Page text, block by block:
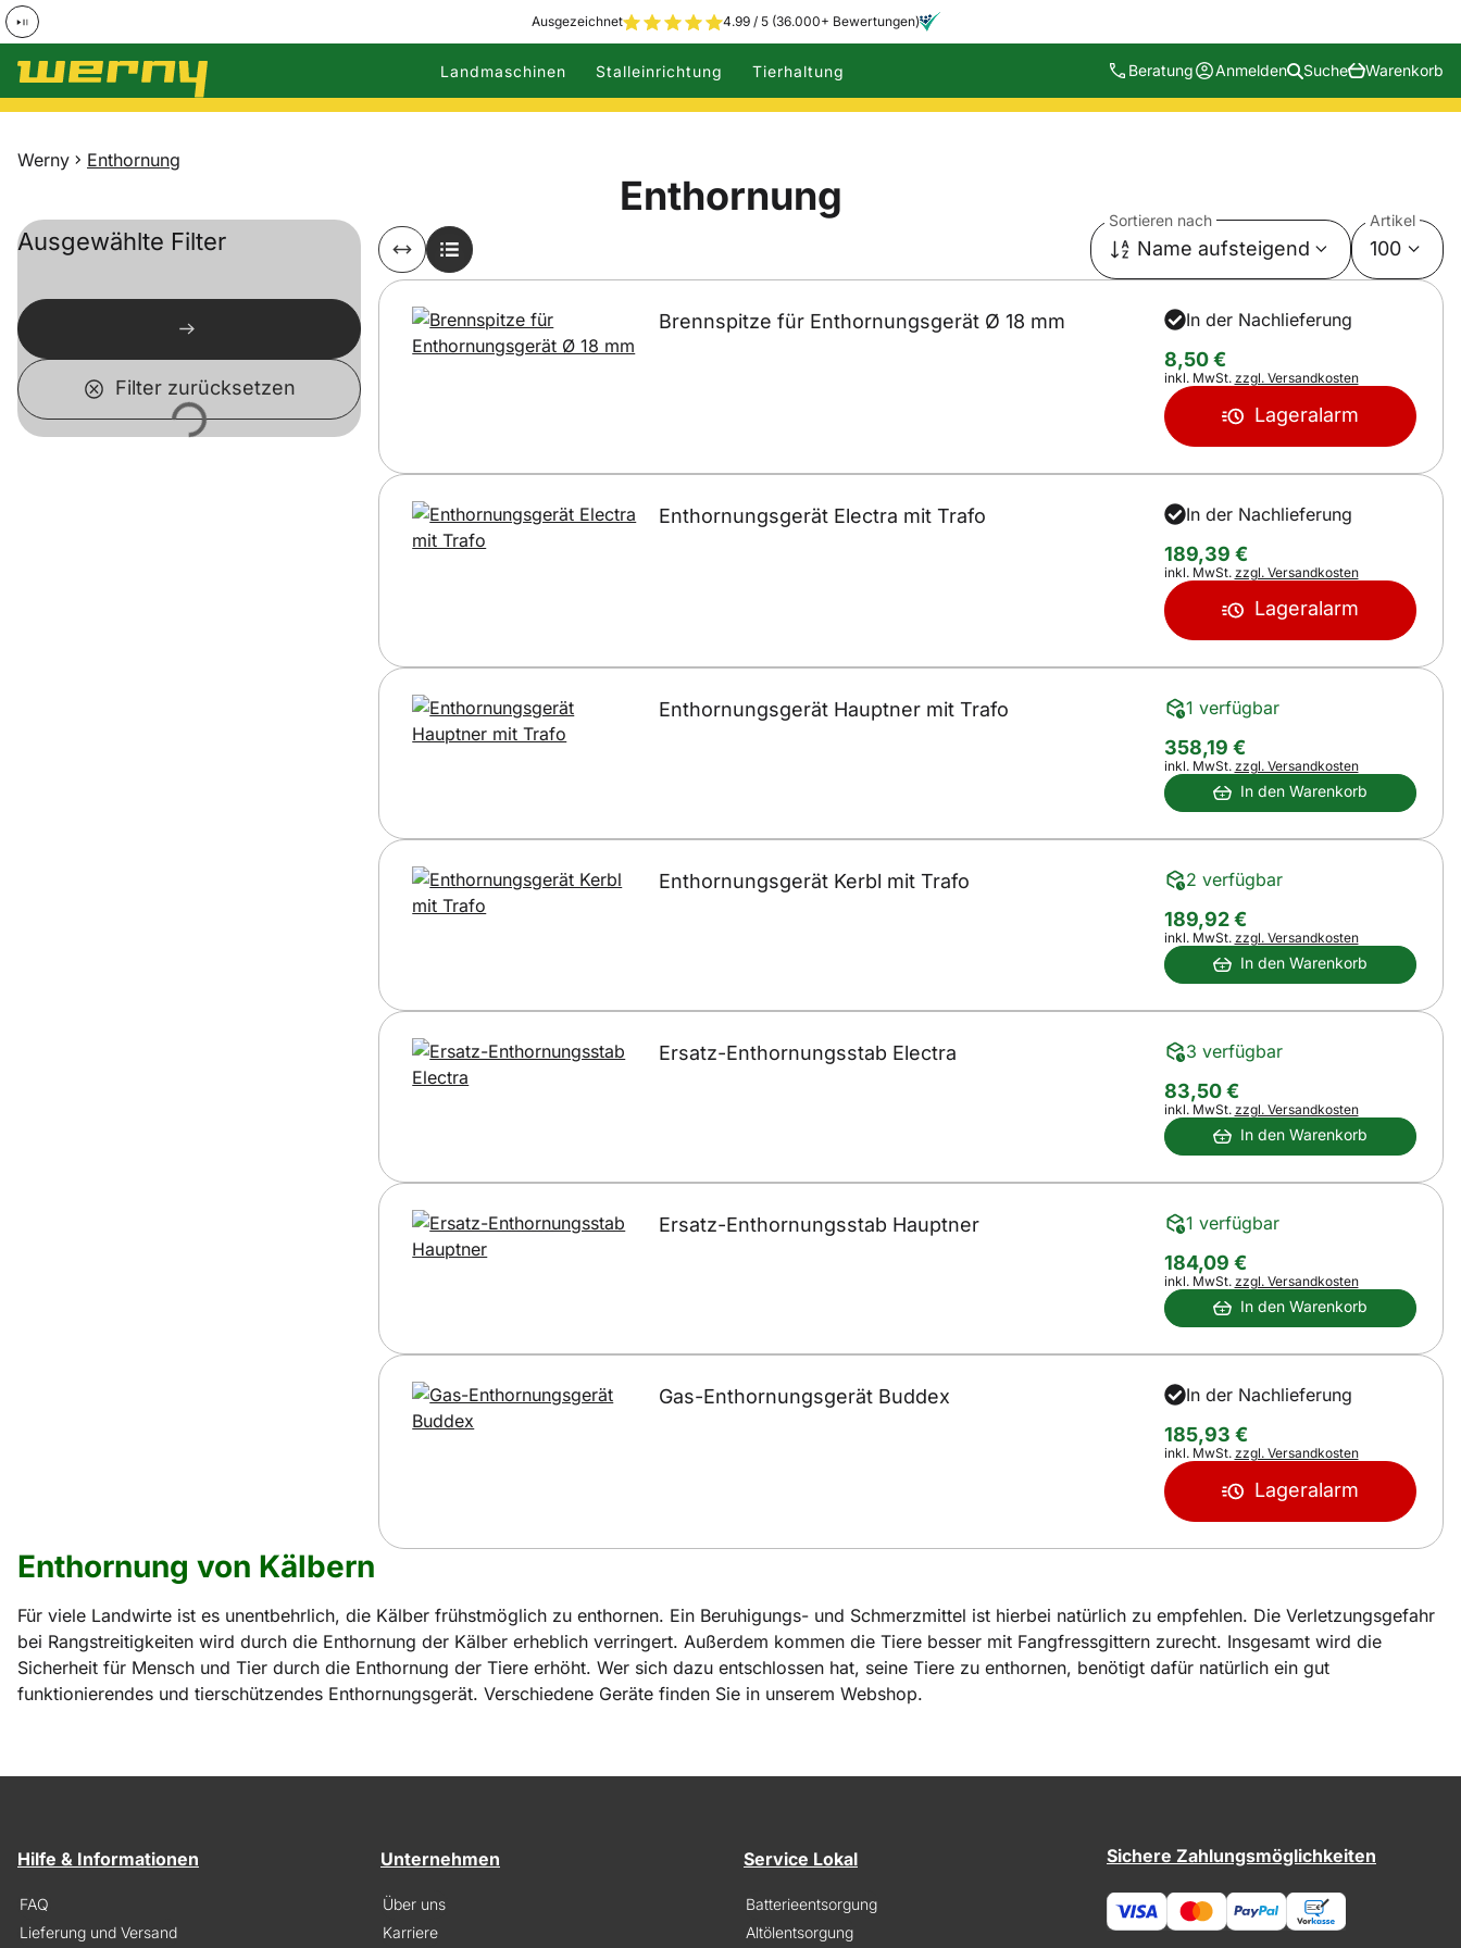
Ausgezeichnet 4.99 / 5 (36.000+ Bewertungen)
Zum Hauptinhalt springen
Landmaschinen Stalleinrichtung Tierhaltung Beratung Anmelden Suche Warenkorb
Werny Enthornung
Enthornung
Lädt
Ausgewählte Filter
Filter zurücksetzen
Sortieren nach
Name aufsteigend
Artikel
100
Brennspitze für Enthornungsgerät Ø 18 mm In der Nachlieferung
8,50€
Steuerhinweis:
inkl. MwSt. zzgl. Versandkosten
Lageralarm
Enthornungsgerät Electra mit Trafo In der Nachlieferung
189,39 €
Steuerhinweis:
inkl. MwSt. zzgl. Versandkosten
Lageralarm
Enthornungsgerät Hauptner mit Trafo 1 verfügbar
358,19 €
Steuerhinweis:
inkl. MwSt. zzgl. Versandkosten
In den Warenkorb
Enthornungsgerät Kerbl mit Trafo 2 verfügbar
189,92€
Steuerhinweis:
inkl. MwSt. zzgl. Versandkosten
In den Warenkorb
Ersatz-Enthornungsstab Electra 3 verfügbar
83,50€
Steuerhinweis:
inkl. MwSt. zzgl. Versandkosten
In den Warenkorb
Ersatz-Enthornungsstab Hauptner 1 verfügbar
184,09 €
Steuerhinweis:
inkl. MwSt. zzgl. Versandkosten
In den Warenkorb
Gas-Enthornungsgerät Buddex In der Nachlieferung
185,93 €
Steuerhinweis:
inkl. MwSt. zzgl. Versandkosten
Lageralarm
Enthornung von Kälbern
Für viele Landwirte ist es unentbehrlich, die Kälber frühstmöglich zu enthornen. Ein Beruhigungs- und Schmerzmittel ist hierbei natürlich zu empfehlen. Die Verletzungsgefahr
bei Rangstreitigkeiten wird durch die Enthornung der Kälber erheblich verringert. Außerdem kommen die Tiere besser mit Fangfressgittern zurecht. Insgesamt wird die
Sicherheit für Mensch und Tier durch die Enthornung der Tiere erhöht. Wer sich dazu entschlossen hat, seine Tiere zu enthornen, benötigt dafür natürlich ein gut
funktionierendes und tierschützendes Enthornungsgerät. Verschiedene Geräte finden Sie in unserem Webshop.
Hilfe & Informationen
FAQ
Lieferung und Versand
Unternehmen
Über uns
Karriere
Service Lokal
Batterieentsorgung
Altölentsorgung
Sichere Zahlungsmöglichkeiten